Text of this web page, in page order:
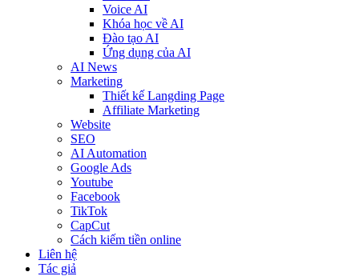
Voice AI
Khóa học về AI
Đào tạo AI
Ứng dụng của AI
AI News
Marketing
Thiết kế Langding Page
Affiliate Marketing
Website
SEO
AI Automation
Google Ads
Youtube
Facebook
TikTok
CapCut
Cách kiếm tiền online
Liên hệ
Tác giả